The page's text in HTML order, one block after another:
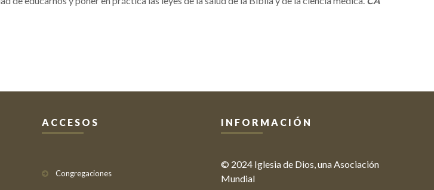
ACCESOS
Congregaciones
INFORMACIÓN
© 2024 Iglesia de Dios, una Asociación
Mundial